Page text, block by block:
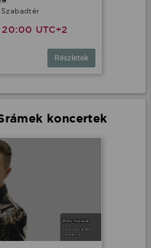
UTC+2
Részletek
koncertek